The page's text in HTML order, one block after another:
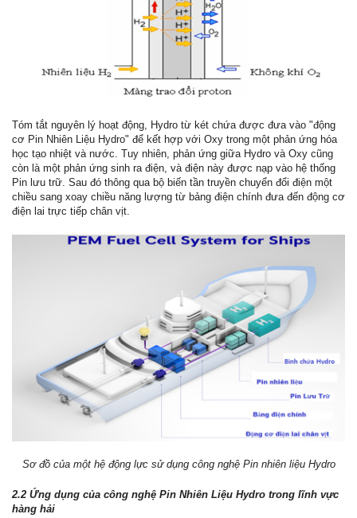
Tóm tắt nguyên lý hoạt động, Hydro từ két chứa được đưa vào "động
cơ Pin Nhiên Liệu Hydro" để kết hợp với Oxy trong một phản ứng hóa
học tạo nhiệt và nước. Tuy nhiên, phản ứng giữa Hydro và Oxy cũng
còn là một phản ứng sinh ra điện, và điện này được nạp vào hệ thống
Pin lưu trữ. Sau đó thông qua bộ biến tần truyền chuyển đổi điện một
chiều sang xoay chiều năng lượng từ bảng điện chính đưa đến động cơ
điện lai trực tiếp chân vịt.
Sơ đồ của một hệ động lực sử dụng công nghệ Pin nhiên liệu Hydro
2.2 Ứng dụng của công nghệ Pin Nhiên Liệu Hydro trong lĩnh vực
hàng hải